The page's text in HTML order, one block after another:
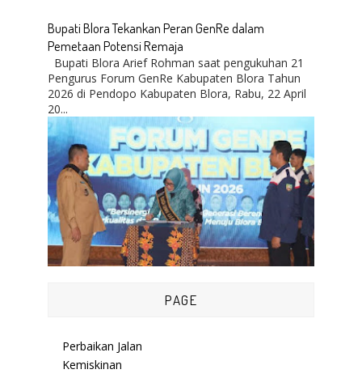
Bupati Blora Tekankan Peran GenRe dalam
Pemetaan Potensi Remaja
Bupati Blora Arief Rohman saat pengukuhan 21
Pengurus Forum GenRe Kabupaten Blora Tahun
2026 di Pendopo Kabupaten Blora, Rabu, 22 April
20...
PAGE
Perbaikan Jalan
Kemiskinan